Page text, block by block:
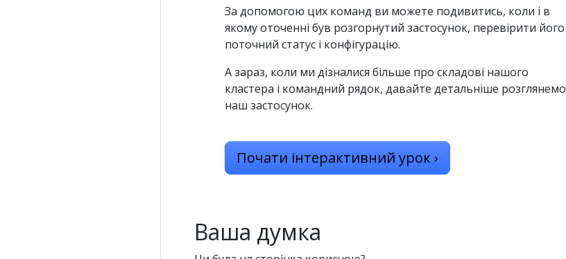
За допомогою цих команд ви можете подивитись, коли і в
якому оточенні був розгорнутий застосунок, перевірити його
поточний статус і конфігурацію.
А зараз, коли ми дізналися більше про складові нашого
кластера і командний рядок, давайте детальніше розглянемо
наш застосунок.
Почати інтерактивний урок›
Ваша думка